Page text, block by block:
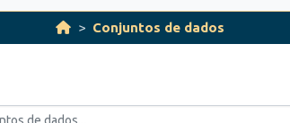
Conjuntos de dados